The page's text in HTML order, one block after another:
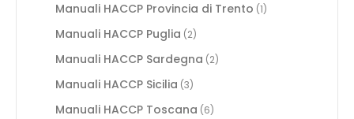
Manuali HACCP Provincia di Trento (1)
Manuali HACCP Puglia (2)
Manuali HACCP Sardegna (2)
Manuali HACCP Sicilia (3)
Manuali HACCP Toscana (6)